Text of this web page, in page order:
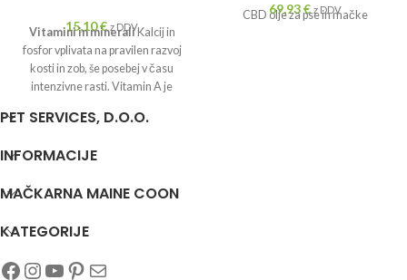
15,10€ z DDV
Vitamini in mineraliKalcij in
fosfor vplivata na pravilen razvoj
kosti in zob, še posebej v času
intenzivne rasti. Vitamin A je
je potreben pri rasti in razvoju
ravnovesje fosforja in kalcija ter
formule krepijo kosti, zobe, lase in
69,93€ z DDV
CBD olje za pse in mačke
PET SERVICES, D.O.O.
INFORMACIJE
MAČKARNA MAINE COON
KATEGORIJE